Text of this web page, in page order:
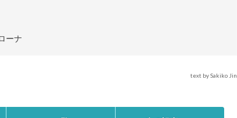
ーナ
text by Sakiko Jin